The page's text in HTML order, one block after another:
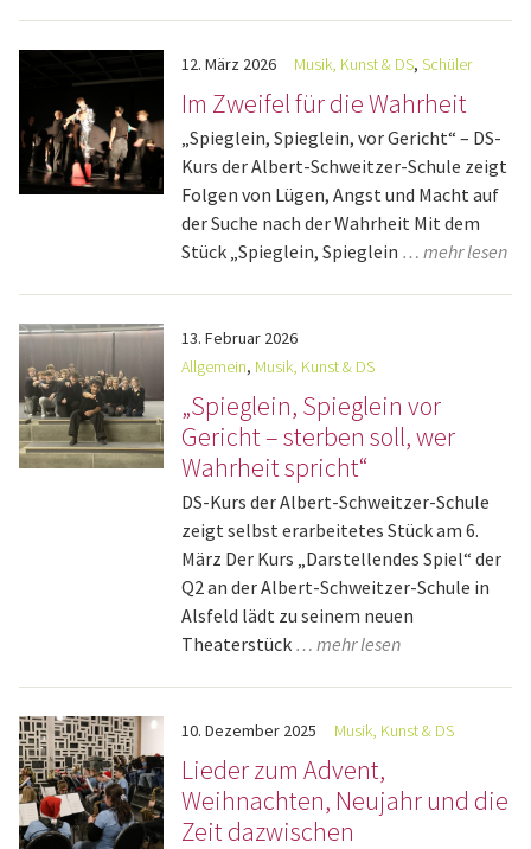
12. März 2026 Musik, Kunst & DS,Schüler
Im Zweifel für die Wahrheit
„Spieglein, Spieglein, vor Gericht“ – DS-
Kurs der Albert-Schweitzer-Schule zeigt
Folgen von Lügen, Angst und Macht auf
der Suche nach der Wahrheit Mit dem
Stück „Spieglein, Spieglein … mehr lesen
13. Februar 2026
Allgemein, Musik, Kunst & DS
„Spieglein, Spieglein vor
Gericht – sterben soll, wer
Wahrheit spricht“
DS-Kurs der Albert-Schweitzer-Schule
zeigt selbst erarbeitetes Stück am 6.
März Der Kurs „Darstellendes Spiel“ der
Q2 an der Albert-Schweitzer-Schule in
Alsfeld lädt zu seinem neuen
Theaterstück … mehr lesen
10. Dezember 2025 Musik, Kunst & DS
Lieder zum Advent,
Weihnachten, Neujahr und die
Zeit dazwischen